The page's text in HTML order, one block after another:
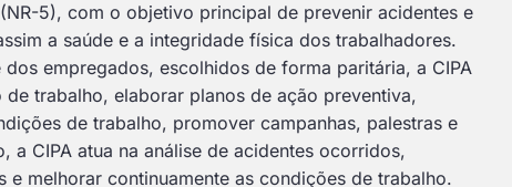
5), com o objetivo principal de prevenir acidentes e
a saúde e a integridade física dos trabalhadores.
empregados, escolhidos de forma paritária, a CIPA
trabalho, elaborar planos de ação preventiva,
de trabalho, promover campanhas, palestras e
CIPA atua na análise de acidentes ocorridos,
melhorar continuamente as condições de trabalho.